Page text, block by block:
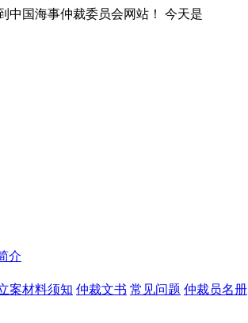
员会网站！ 今天是
介
案材料须知 仲裁文书 常见问题 仲裁员名册